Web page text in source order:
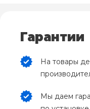
Гарантии
На товары
Мы даем